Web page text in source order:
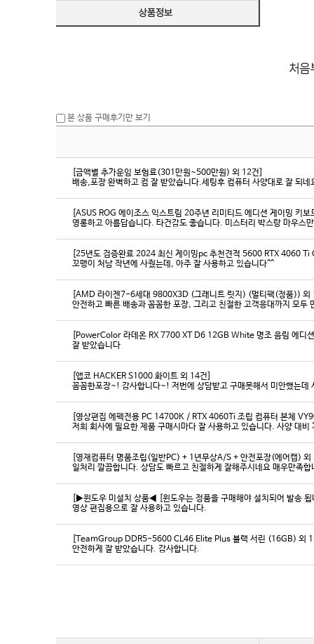
본 상품 구매후기만 보기
[금액별 추가운임 보험료(301만원~500만원) 외 12건]
배송,포장 완벽하고 컴 잘 받았습니다.세팅후 컴퓨터 사양대로 잘 되
[ASUS ROG 에이조스 익스트림 20주년 리미티드 에디션 게이밍 키
영롱하고 아름답습니다. 타건감도 좋습니다. 미스터리 박스랑 마우스
[25년도 검증완료 2024 최신 게이밍pc 추천견적 5600 RTX 4060
꼬맹이 처남 작년에 사줬는데, 아주 잘 사용하고 있습니다^^
[AMD 라이젠7-6세대 9800X3D (그래니트 릿지) (멀티팩(정품)) 외
[PowerColor 라데온 RX 7700 XT D6 12GB White 명조 음림 에디
잘 받았습니다
[앱코 HACKER S1000 화이트 외 14건]
꼼꼼한포장~! 감사합니다~! 저번에 상담받고 구매못해서 미안했는
[영상편집 에펙전용 PC 14700K / RTX 4060Ti 조립 컴퓨터 본체
[영재컴퓨터 명품조립(일반PC) + 1년무상A/S + 안전포장(에어캡)
일처리 깔끔합니다. 상담도 빠르고 친절하게 잘해주시네요 매우만족
[▶윈도우 미설치 상품◀ [윈도우는 정품을 구매해야 설치되어 발송
영상 편집용으로 잘 사용하고 있습니다.
[TeamGroup DDR5-5600 CL46 Elite Plus 블랙 서린 (16GB) 외
안전하게 잘 받았습니다. 감사합니다.